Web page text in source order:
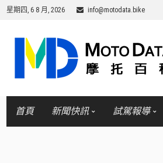
星期四, 6 8 月, 2026 info@motodata.bike
首頁 新聞快訊 試駕報導